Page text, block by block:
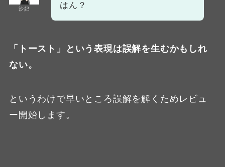
沙妃
はん？
「トースト」という表現は誤解を生むかもしれ
ない。
というわけで早いところ誤解を解くためレビュ
ー開始します。